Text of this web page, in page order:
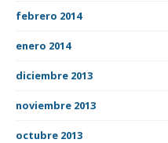
febrero 2014
enero 2014
diciembre 2013
noviembre 2013
octubre 2013